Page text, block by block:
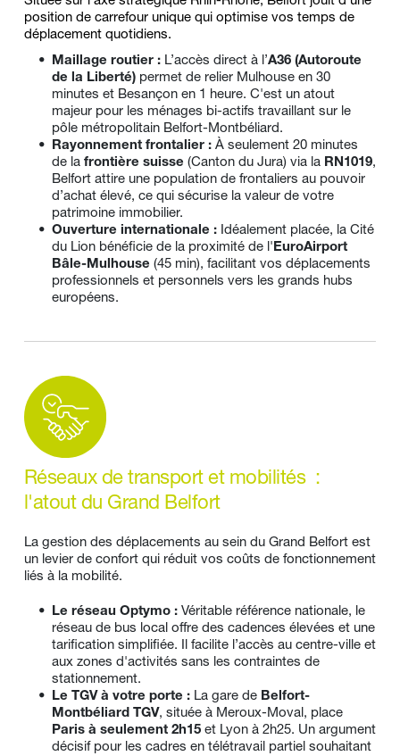
position de carrefour unique qui optimise vos temps de
déplacement quotidiens.
Maillage routier : L’accès direct à l’A36 (Autoroute
de la Liberté) permet de relier Mulhouse en 30
minutes et Besançon en 1 heure. C'est un atout
majeur pour les ménages bi-actifs travaillant sur le
pôle métropolitain Belfort-Montbéliard.
Rayonnement frontalier : À seulement 20 minutes
de la frontière suisse (Canton du Jura) via la RN1019,
Belfort attire une population de frontaliers au pouvoir
d’achat élevé, ce qui sécurise la valeur de votre
patrimoine immobilier.
Ouverture internationale : Idéalement placée, la Cité
du Lion bénéficie de la proximité de l'EuroAirport
Bâle-Mulhouse (45 min), facilitant vos déplacements
professionnels et personnels vers les grands hubs
européens.
Réseaux de transport et mobilités  :
l'atout du Grand Belfort
La gestion des déplacements au sein du Grand Belfort est
un levier de confort qui réduit vos coûts de fonctionnement
liés à la mobilité.
Le réseau Optymo : Véritable référence nationale, le
réseau de bus local offre des cadences élevées et une
tarification simplifiée. Il facilite l’accès au centre-ville et
aux zones d'activités sans les contraintes de
stationnement.
Le TGV à votre porte : La gare de Belfort-
Montbéliard TGV
, située à Meroux-Moval, place
Paris à seulement 2h15 et Lyon à 2h25. Un argument
décisif pour les cadres en télétravail partiel souhaitant